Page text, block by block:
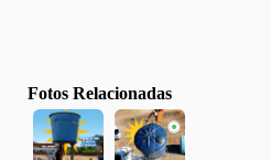
Fotos Relacionadas